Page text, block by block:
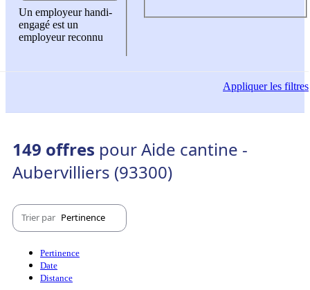
Un employeur handi-
engagé est un
employeur reconnu
Appliquerles filtres
149 offres pour Aide cantine -
Aubervilliers (93300)
Trier par Pertinence
Pertinence
Date
Distance